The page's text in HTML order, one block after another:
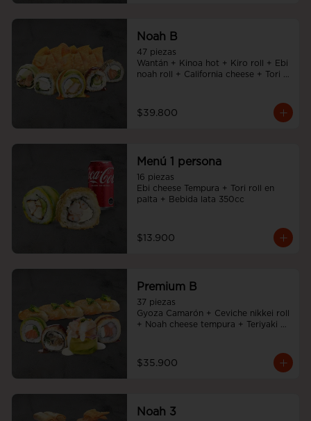
Noah B
47 piezas
Wantán + Kinoa hot + Kiro roll + Ebi
noah roll + California cheese + Tori
$39.800
Menú 1 persona
16 piezas
Ebi cheese Tempura + Tori roll en
palta + Bebida lata 350cc
$13.900
Premium B
37 piezas
Gyoza Camarón + Ceviche nikkei roll
+ Noah cheese tempura + Teriyaki
$35.900
Noah 3